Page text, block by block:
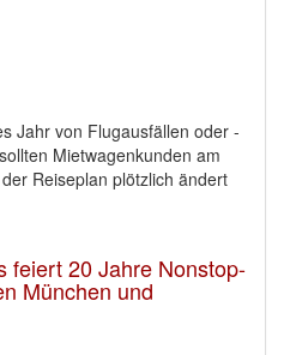
Jahr von Flugausfällen oder -
Mietwagenkunden am
Reiseplan plötzlich ändert
feiert 20 Jahre Nonstop-
München und